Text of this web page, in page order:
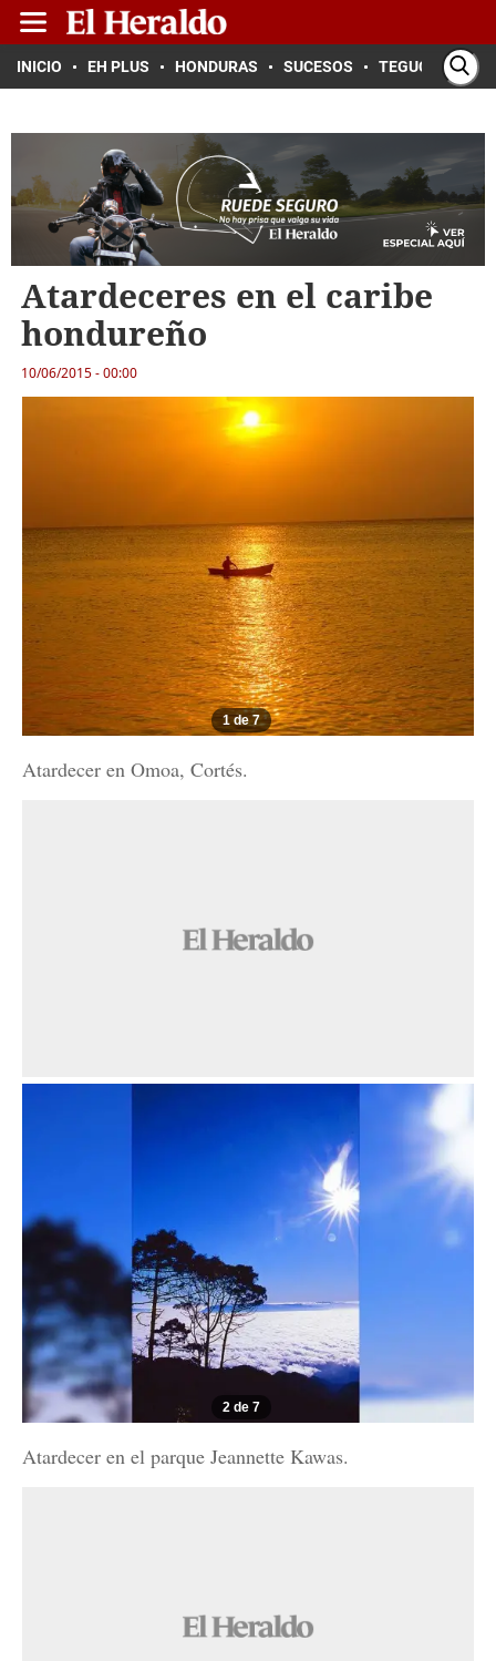
INICIO EH PLUS HONDURAS SUCESOS TEGUCIGALPA
Atardeceres en el caribe
hondureño
10/06/2015 - 00:00
1 de 7
Atardecer en Omoa, Cortés.
2 de 7
Atardecer en el parque Jeannette Kawas.